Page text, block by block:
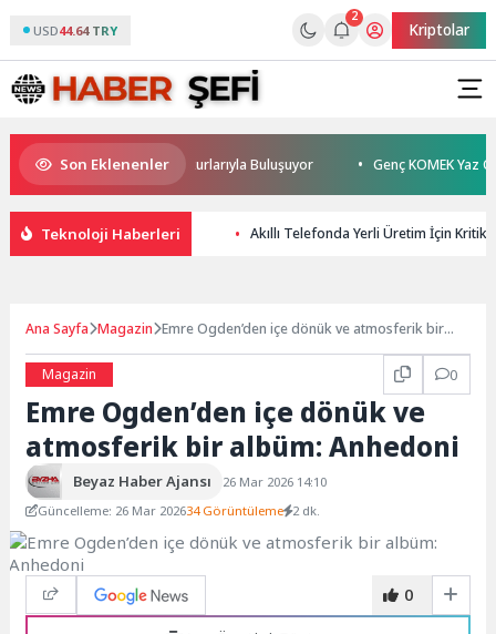
USD44.64 TRY
2
Kriptolar
Son Eklenenler
Sönmez TESAK’ta Okurlarıyla Buluşuyor Genç KOMEK Yaz
Teknoloji Haberleri Akıllı Telefonda Yerli Üretim İçin Kritik
Ana Sayfa Magazin Emre Ogden’den içe dönük ve atmosferik bir
Magazin
0
Emre Ogden’den içe dönük ve
atmosferik bir albüm: Anhedoni
Beyaz Haber Ajansı
26 Mar 2026 14:10
Güncelleme: 26 Mar 202634 Görüntüleme 2 dk.
0